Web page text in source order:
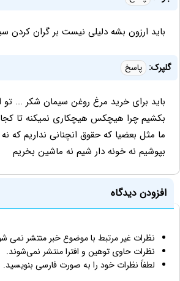
باید ارزون بشه دلیلی نیست بر گران کردن
گلپرک: پاسخ
باید برای خرید مرغ روغن سیمان شکر ...
بکشیم چرا هیچکس هیچکاری نمیکنه تا کجا
ما مثل بعضیا که حقوق انچنانی نداریم که
بپوشیم نه خونه دار شیم نه ماشین بخریم
افزودن دیدگاه
نظرات غیر مرتبط با موضوع خبر منتشر نمی
نظرات حاوی توهین و افترا منتشر نمی‌شوند.
لطفاً نظرات خود را به صورت فارسی بنویسید.